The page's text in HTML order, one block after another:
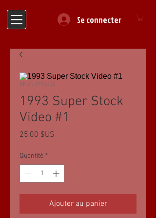
Se connecter
SKU : 1993006
1993 Super Stock
Video #1
25,00 $US
Quantité *
Ajouter au panier